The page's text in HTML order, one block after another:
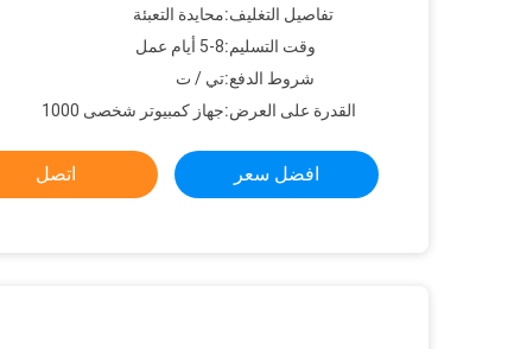
تفاصيل التغليف:محايدة التعبئة
وقت التسليم:5-8 أيام عمل
شروط الدفع:تي / ت
القدرة على العرض:جهاز كمبيوتر شخصى 1000
افضل سعر اتصل